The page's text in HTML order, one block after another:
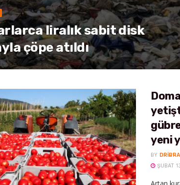
liralık sabit disk
çöpe atıldı
yeni
BY
ŞUBAT